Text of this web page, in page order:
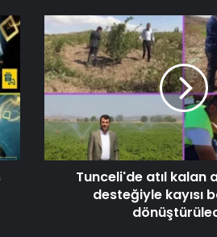
Tunceli'de atıl kalan
desteğiyle kayısı